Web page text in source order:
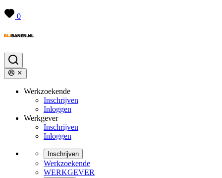
0
Werkzoekende
Inschrijven
Inloggen
Werkgever
Inschrijven
Inloggen
Inschrijven
Werkzoekende
WERKGEVER